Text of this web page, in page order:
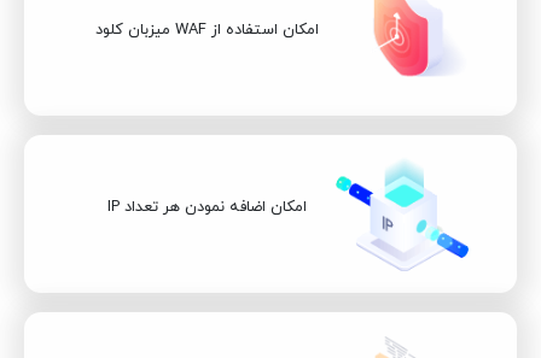
امکان استفاده از WAF میزبان کلود
امکان اضافه نمودن هر تعداد IP